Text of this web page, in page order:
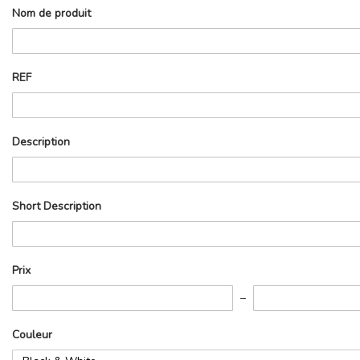
Paramètres
de
Nom de produit
REF
Description
Short Description
Prix
Couleur